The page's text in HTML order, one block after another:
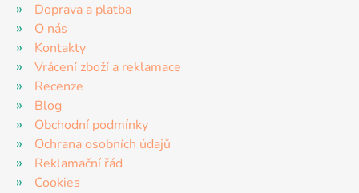
Doprava a platba
O nás
Kontakty
Vrácení zboží a reklamace
Recenze
Blog
Obchodní podmínky
Ochrana osobních údajů
Reklamační řád
Cookies